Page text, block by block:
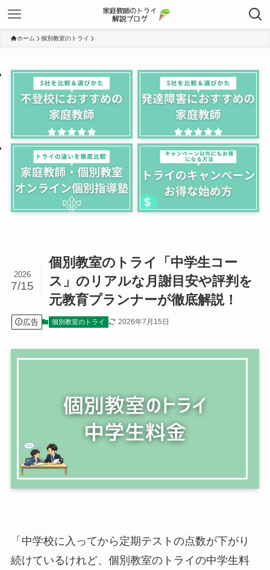
ホーム 個別教室のトライ
個別教室のトライ「中学生コー
ス」のリアルな月謝目安や評判を
元教育プランナーが徹底解説！
2026
7/15
広告 個別教室のトライ 2026年7月15日
「中学校に入ってから定期テストの点数が下がり
続けているけれど、個別教室のトライの中学生料